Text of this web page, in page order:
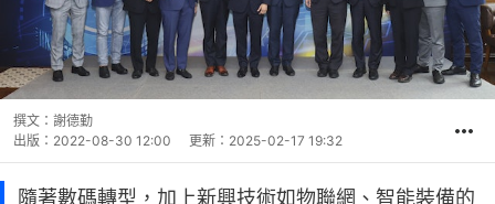
撰文： 謝德勤
出版： 2022-08-30 12:00 更新： 2025-02-17 19:32
隨著數碼轉型，加上新興技術如物聯網、智能裝備的